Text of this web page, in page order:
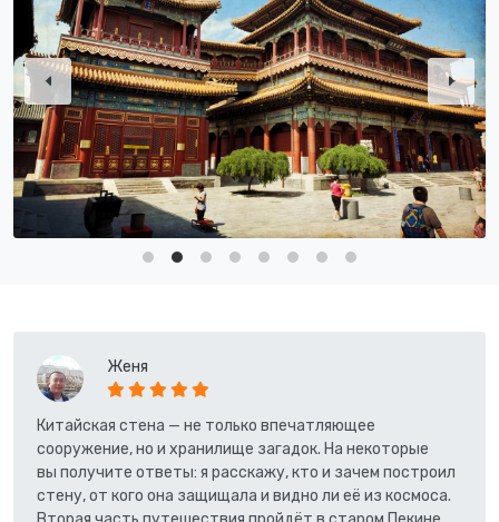
Женя
Китайская стена — не только впечатляющее
сооружение, но и хранилище загадок. На некоторые
вы получите ответы: я расскажу, кто и зачем построил
стену, от кого она защищала и видно ли её из космоса.